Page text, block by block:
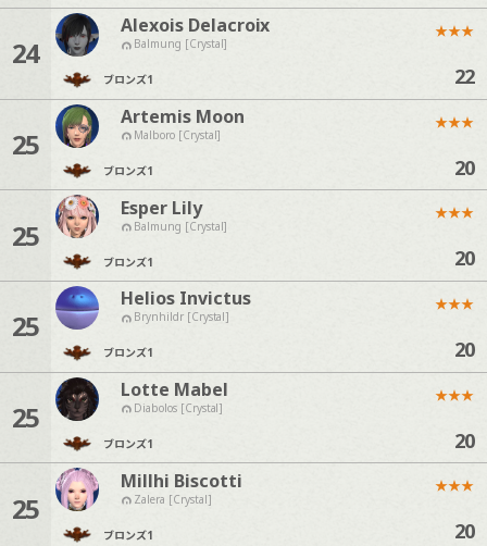
24
Alexois Delacroix
Balmung [Crystal]
ブロンズ1
★★★
22
25
Artemis Moon
Malboro [Crystal]
ブロンズ1
★★★
20
25
Esper Lily
Balmung [Crystal]
ブロンズ1
★★★
20
25
Helios Invictus
Brynhildr [Crystal]
ブロンズ1
★★★
20
25
Lotte Mabel
Diabolos [Crystal]
ブロンズ1
★★★
20
25
Millhi Biscotti
Zalera [Crystal]
ブロンズ1
★★★
20